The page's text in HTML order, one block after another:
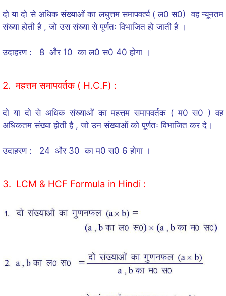
दो या दो से अधिक संख्याओं का लघुत्तम समापवर्त्य ( ल0 स0) वह न्यूनतम
संख्या होती है , जो उस संख्या से पूर्णतः विभाजित हो जाती है ।
उदाहरण : 8 और 10 का ल0 स0 40 होगा ।
2. महत्तम समापवर्तक ( H.C.F) :
दो या दो से अधिक संख्याओं का महत्तम समापवर्तक ( म0 स0 ) वह
अधिकतम संख्या होती है , जो उन संख्याओं को पूर्णतः विभाजित कर दे।
उदाहरण : 24 और 30 का म0 स0 6 होगा ।
3. LCM & HCF Formula in Hindi :